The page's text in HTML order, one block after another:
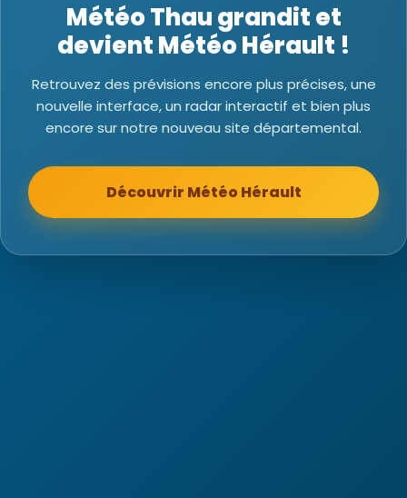
Météo Thau grandit et
devient Météo Hérault !
Retrouvez des prévisions encore plus précises, une
nouvelle interface, un radar interactif et bien plus
encore sur notre nouveau site départemental.
Découvrir Météo Hérault